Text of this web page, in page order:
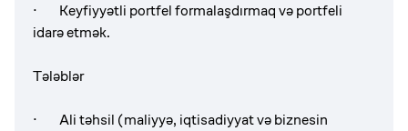
· Keyfiyyətli portfel formalaşdırmaq və portfeli
idarə etmək.
Tələblər
· Ali təhsil (maliyyə, iqtisadiyyat və biznesin